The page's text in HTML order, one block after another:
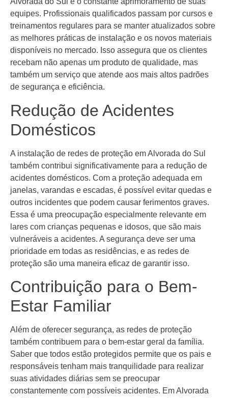
equipes. Profissionais qualificados passam por cursos e
treinamentos regulares para se manter atualizados sobre
as melhores práticas de instalação e os novos materiais
disponíveis no mercado. Isso assegura que os clientes
recebam não apenas um produto de qualidade, mas
também um serviço que atende aos mais altos padrões
de segurança e eficiência.
Redução de Acidentes
Domésticos
A instalação de redes de proteção em Alvorada do Sul
também contribui significativamente para a redução de
acidentes domésticos. Com a proteção adequada em
janelas, varandas e escadas, é possível evitar quedas e
outros incidentes que podem causar ferimentos graves.
Essa é uma preocupação especialmente relevante em
lares com crianças pequenas e idosos, que são mais
vulneráveis a acidentes. A segurança deve ser uma
prioridade em todas as residências, e as redes de
proteção são uma maneira eficaz de garantir isso.
Contribuição para o Bem-
Estar Familiar
Além de oferecer segurança, as redes de proteção
também contribuem para o bem-estar geral da família.
Saber que todos estão protegidos permite que os pais e
responsáveis tenham mais tranquilidade para realizar
suas atividades diárias sem se preocupar
constantemente com possíveis acidentes. Em Alvorada